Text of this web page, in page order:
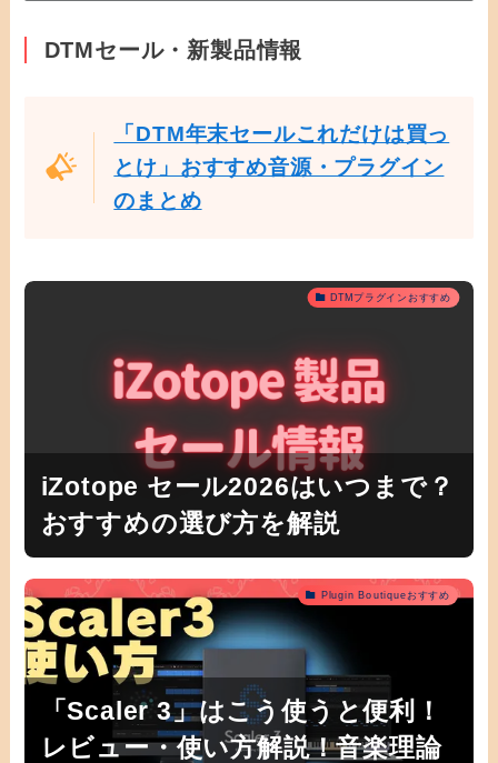
DTMセール・新製品情報
「DTM年末セールこれだけは買っ
とけ」おすすめ音源・プラグイン
のまとめ
DTMプラグインおすすめ
iZotope セール2026はいつまで？
おすすめの選び方を解説
Plugin Boutiqueおすすめ
「Scaler 3」はこう使うと便利！
レビュー・使い方解説！音楽理論